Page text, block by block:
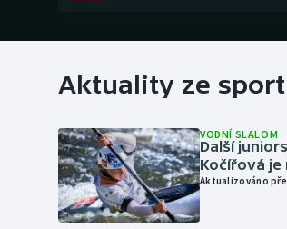
Aktuality ze
VODNÍ SLALOM
Další
Kočířová je
Aktualizováno